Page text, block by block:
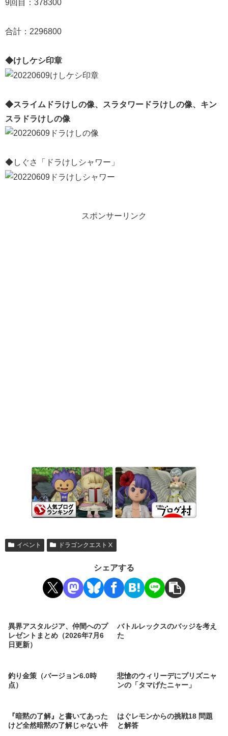
9回目：378300
合計：2296800
◆けしケシ印章
◆スライムドラけしの像、スラタワードラけしの像、キン
スラドラけしの像
◆しぐさ「ドラけしシャワー」
スポンサーリンク
イベント ドラゴンクエストⅩ
シェアする
異界アスタルジア、仲間へのプ
レゼントまとめ（2026年7月6
日更新）
バトルレックスのバッジを考え
た
釣り金策（バージョン6.0時
点）
悲愴のウィリーデにプリズニャ
ンの「タマげたニャー」
『暗黙の了解』と書いてあった
けど全然暗黙の了解じゃない件
はぐレモンからの挑戦18 問題
と解答